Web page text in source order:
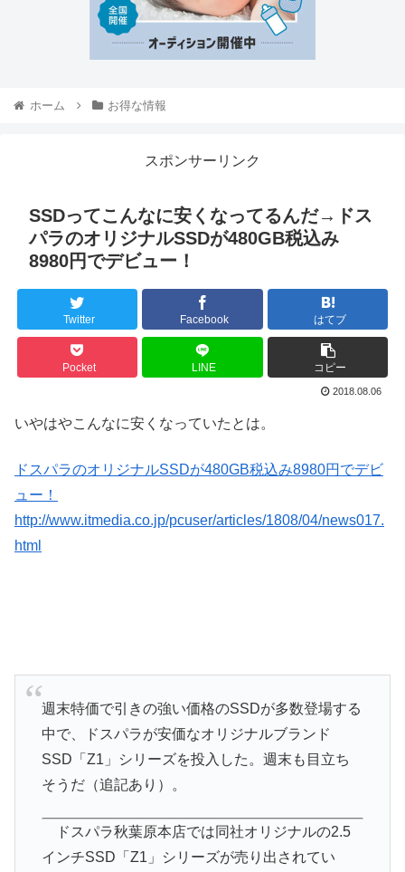
ホーム お得な情報
スポンサーリンク
SSDってこんなに安くなってるんだ→ドス
パラのオリジナルSSDが480GB税込み
8980円でデビュー！
Twitter Facebook はてブ
Pocket LINE コピー
2018.08.06
いやはやこんなに安くなっていたとは。
ドスパラのオリジナルSSDが480GB税込み8980円でデビ
ュー！
http://www.itmedia.co.jp/pcuser/articles/1808/04/news017.
html
週末特価で引きの強い価格のSSDが多数登場する
中で、ドスパラが安価なオリジナルブランド
SSD「Z1」シリーズを投入した。週末も目立ち
そうだ（追記あり）。
ドスパラ秋葉原本店では同社オリジナルの2.5
インチSSD「Z1」シリーズが売り出されてい